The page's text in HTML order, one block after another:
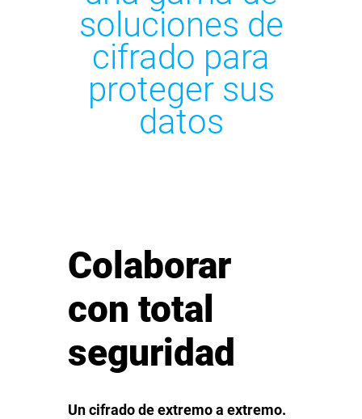
soluciones de
cifrado para
proteger sus
datos
Colaborar
con total
seguridad
Un cifrado de extremo a extremo.